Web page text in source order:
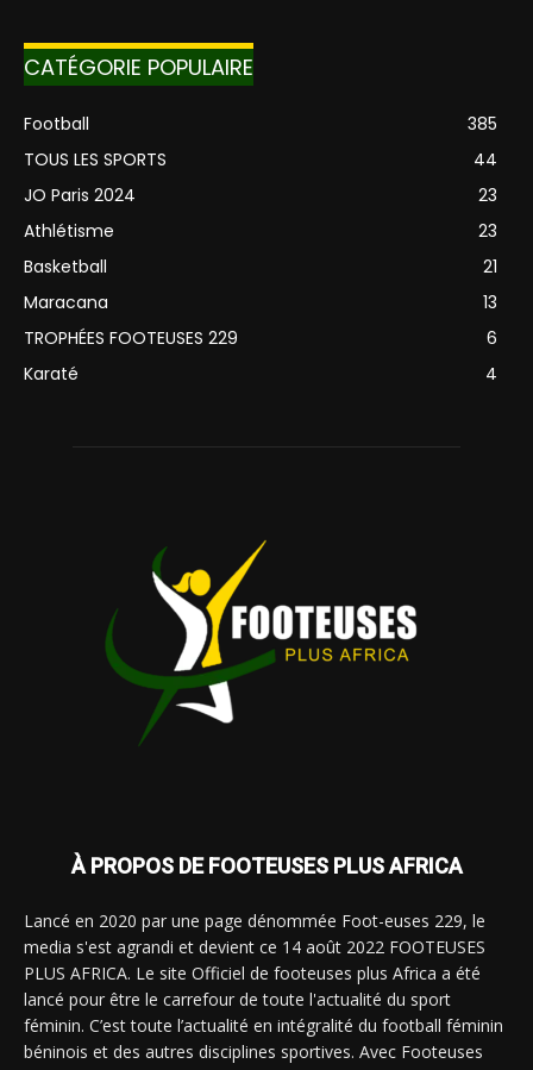
CATÉGORIE POPULAIRE
Football
385
TOUS LES SPORTS
44
JO Paris 2024
23
Athlétisme
23
Basketball
21
Maracana
13
TROPHÉES FOOTEUSES 229
6
Karaté
4
À PROPOS DE FOOTEUSES PLUS AFRICA
Lancé en 2020 par une page dénommée Foot-euses 229, le
media s'est agrandi et devient ce 14 août 2022 FOOTEUSES
PLUS AFRICA. Le site Officiel de footeuses plus Africa a été
lancé pour être le carrefour de toute l'actualité du sport
féminin. C’est toute l’actualité en intégralité du football féminin
béninois et des autres disciplines sportives. Avec Footeuses